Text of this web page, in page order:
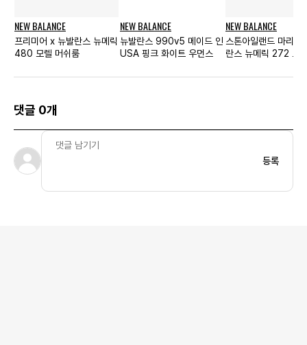
NEW BALANCE
프리미어 x 뉴발란스 뉴메릭
480 모렐 머쉬룸
NEW BALANCE
뉴발란스 990v5 메이드 인
USA 핑크 화이트 우먼스
NEW BALANCE
스톤아일랜드 마리나
란스 뉴메릭 272 오
댓글 0개
등록